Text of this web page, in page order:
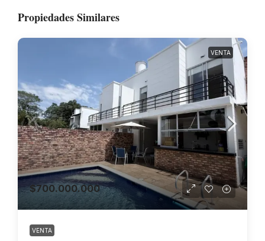
Propiedades Similares
VENTA
$700.000.000
VENTA